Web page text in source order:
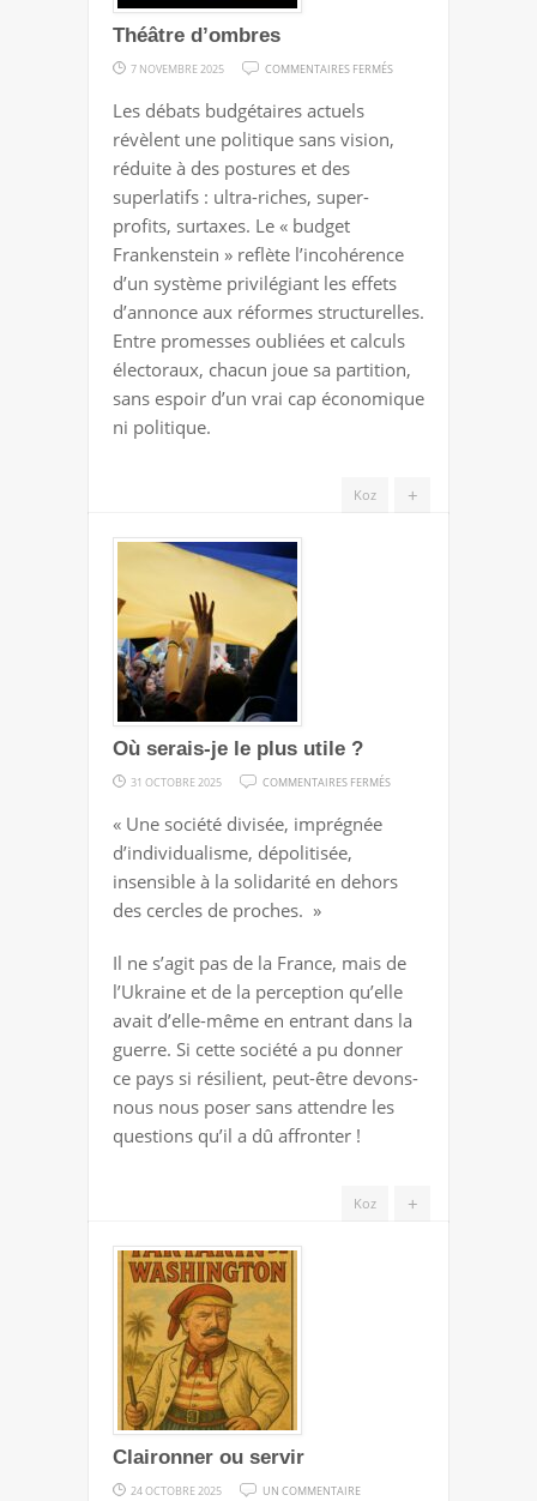
Théâtre d’ombres
7 NOVEMBRE 2025 COMMENTAIRES FERMÉS
Les débats budgétaires actuels
révèlent une politique sans vision,
réduite à des postures et des
superlatifs : ultra-riches, super-
profits, surtaxes. Le « budget
Frankenstein » reflète l’incohérence
d’un système privilégiant les effets
d’annonce aux réformes structurelles.
Entre promesses oubliées et calculs
électoraux, chacun joue sa partition,
sans espoir d’un vrai cap économique
ni politique.
+
Koz
Où serais-je le plus utile ?
31 OCTOBRE 2025 COMMENTAIRES FERMÉS
LE
« Une société divisée, imprégnée
d’individualisme, dépolitisée,
insensible à la solidarité en dehors
des cercles de proches. »
Il ne s’agit pas de la France, mais de
l’Ukraine et de la perception qu’elle
avait d’elle-même en entrant dans la
guerre. Si cette société a pu donner
ce pays si résilient, peut-être devons-
nous nous poser sans attendre les
questions qu’il a dû affronter !
+
Koz
Claironner ou servir
24 OCTOBRE 2025 UN COMMENTAIRESUR